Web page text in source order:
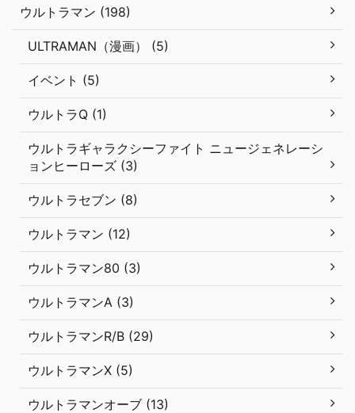
ウルトラマン (198)
ULTRAMAN（漫画） (5)
イベント (5)
ウルトラQ (1)
ウルトラギャラクシーファイト ニュージェネレーシ
ョンヒーローズ (3)
ウルトラセブン (8)
ウルトラマン (12)
ウルトラマン80 (3)
ウルトラマンA (3)
ウルトラマンR/B (29)
ウルトラマンX (5)
ウルトラマンオーブ (13)